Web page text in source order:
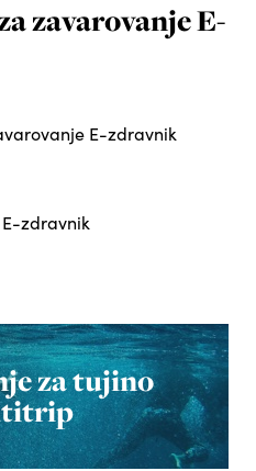
zavarovanje E-
E-zdravnik
zdravnik
za tujino